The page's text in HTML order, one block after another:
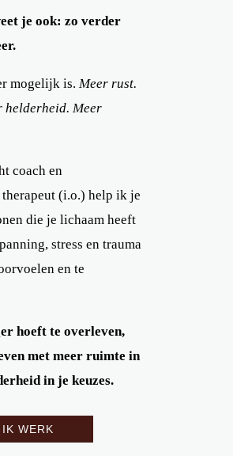
je ook: zo verder
mogelijk is. Meer rust.
helderheid. Meer
coach en
(i.o.) help ik je
die je lichaam heeft
stress en trauma
en te
hoeft te overleven,
met meer ruimte in
in je keuzes.
WERK